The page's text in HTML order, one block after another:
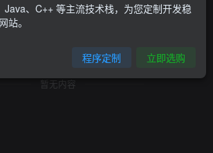
暂无内容
Java、C++ 等主流技术栈，为您定制开发稳
站。
程序定制 立即选购